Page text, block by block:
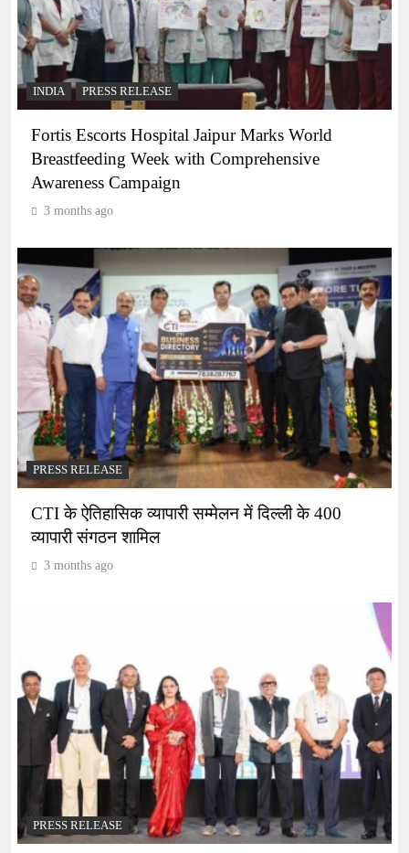
INDIA PRESS RELEASE
Fortis Escorts Hospital Jaipur Marks World
Breastfeeding Week with Comprehensive
Awareness Campaign
3 months ago
PRESS RELEASE
CTI के ऐतिहासिक व्यापारी सम्मेलन में दिल्ली के 400
व्यापारी संगठन शामिल
3 months ago
PRESS RELEASE